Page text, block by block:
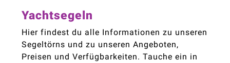
Yachtsegeln
Hier findest du alle Informationen zu unseren
Segeltörns und zu unseren Angeboten,
Preisen und Verfügbarkeiten. Tauche ein in